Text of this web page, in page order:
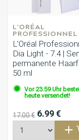
L'ORÉAL
PROFESSIONNEL
L’Oréal
Dia Light - 7.4 |
permanente
50 ml
Vor 23:59 Uhr
heute versendet!
17.00 € 6.99 €